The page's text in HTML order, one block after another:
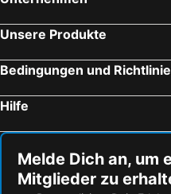
Lago di Tenno
Verona Porta Nuova
Torre Pedrera
Gatteo a Mare
Ultental
Markusplatz
Seiser Alm
Unsere Produkte
Bedingungen und
Hilfe
Melde Dich an, um
Mitglieder zu